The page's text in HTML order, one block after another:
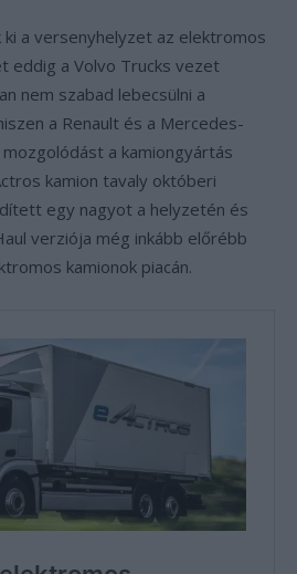
a versenyhelyzet az elektromos
eddig a Volvo Trucks vezet
nem szabad lebecsülni a
a Renault és a Mercedes-
a kamiongyártás
kamion tavaly októberi
egy nagyot a helyzetén és
verziója még inkább előrébb
kamionok piacán.